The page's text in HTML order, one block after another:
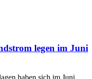
legen im Juni